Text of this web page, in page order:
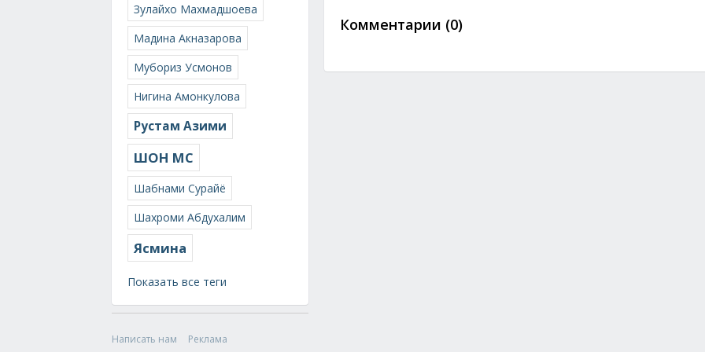
Зулайхо Махмадшоева
Мадина Акназарова
Мубориз Усмонов
Нигина Амонкулова
Рустам Азими
ШОН МС
Шабнами Сурайё
Шахроми Абдухалим
Ясмина
Показать все теги
Написать нам
Реклама
Комментарии (0)